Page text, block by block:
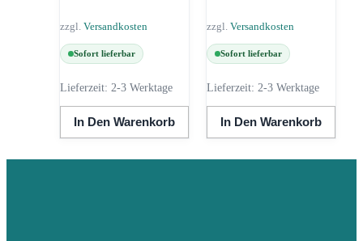
zzgl. Versandkosten
Sofort lieferbar
Lieferzeit: 2-3 Werktage
In Den Warenkorb
zzgl. Versandkosten
Sofort lieferbar
Lieferzeit: 2-3 Werktage
In Den Warenkorb